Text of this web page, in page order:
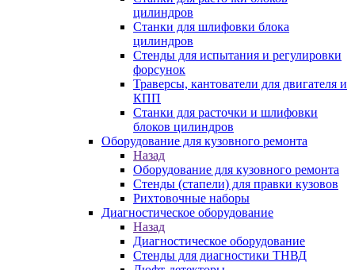
цилиндров
Станки для шлифовки блока
цилиндров
Стенды для испытания и регулировки
форсунок
Траверсы, кантователи для двигателя и
КПП
Станки для расточки и шлифовки
блоков цилиндров
Оборудование для кузовного ремонта
Назад
Оборудование для кузовного ремонта
Стенды (стапели) для правки кузовов
Рихтовочные наборы
Диагностическое оборудование
Назад
Диагностическое оборудование
Стенды для диагностики ТНВД